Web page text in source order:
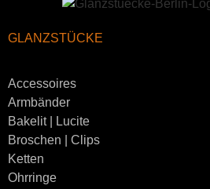
GLANZSTÜCKE
Accessoires
Armbänder
Bakelit | Lucite
Broschen | Clips
Ketten
Ohrringe